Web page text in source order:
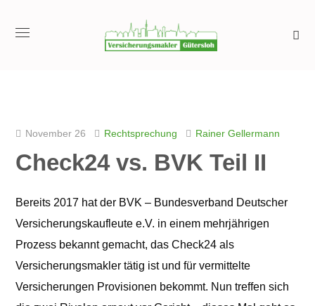
November 26 Rechtsprechung Rainer Gellermann
Check24 vs. BVK Teil II
Bereits 2017 hat der BVK – Bundesverband Deutscher
Versicherungskaufleute e.V. in einem mehrjährigen
Prozess bekannt gemacht, das Check24 als
Versicherungsmakler tätig ist und für vermittelte
Versicherungen Provisionen bekommt. Nun treffen sich